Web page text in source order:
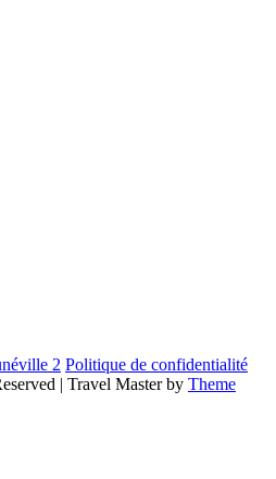
2 Politique de confidentialité
| Travel Master by Theme